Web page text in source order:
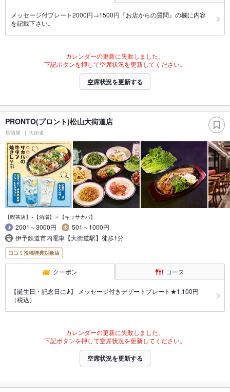
メッセージ付プレート2000円→1500円『お店からの質問』の欄に内容
を記載下さい。
カレンダーの更新に失敗しました。
下記ボタンを押して空席状況を更新してください。
空席状況を更新する
PRONTO(プロント)松山大街道店
居酒屋 大街道
【喫茶店】×【酒場】＝【キッサカバ】
2001～3000円
501～1000円
伊予鉄道市内電車【大街道駅】徒歩1分
口コミ投稿特典対象店
クーポン コース
【誕生日・記念日に♪】 メッセージ付きデザートプレート★1,100円
（税込）
カレンダーの更新に失敗しました。
下記ボタンを押して空席状況を更新してください。
空席状況を更新する